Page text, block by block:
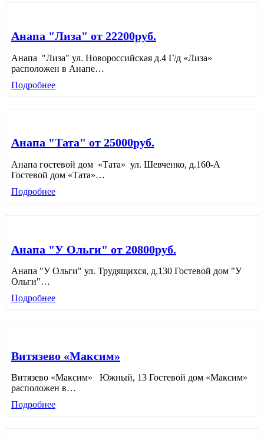
Анапа "Лиза" от 22200руб.
Анапа "Лиза" ул. Новороссийская д.4 Г/д «Лиза»
расположен в Анапе…
Подробнее
Анапа "Тата" от 25000руб.
Анапа гостевой дом «Тата» ул. Шевченко, д.160-А
Гостевой дом «Тата»…
Подробнее
Анапа "У Ольги" от 20800руб.
Анапа "У Ольги" ул. Трудящихся, д.130 Гостевой дом "У
Ольги"…
Подробнее
Витязево «Максим»
Витязево «Максим» Южный, 13 Гостевой дом «Максим»
расположен в…
Подробнее